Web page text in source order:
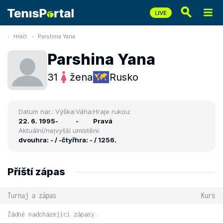
Hráči Parshina Yana
Parshina Yana
31 žena Rusko
Datum nar.:
22. 6. 1995
Výška:
-
Váha:
-
Hraje rukou:
Pravá
Aktuální/nejvyšší umístění:
dvouhra: - / -čtyřhra: - / 1256.
Příští zápas
Turnaj a zápas Kurs
Žádné nadcházející zápasy.